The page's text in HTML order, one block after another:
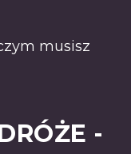
musisz
-